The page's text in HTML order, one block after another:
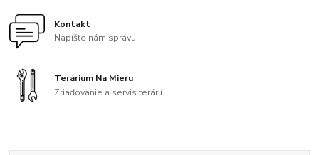
Kontakt
Napíšte nám správu
Terárium Na Mieru
Zriaďovanie a servis terárií